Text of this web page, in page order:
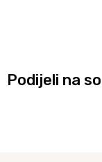
Podijeli na